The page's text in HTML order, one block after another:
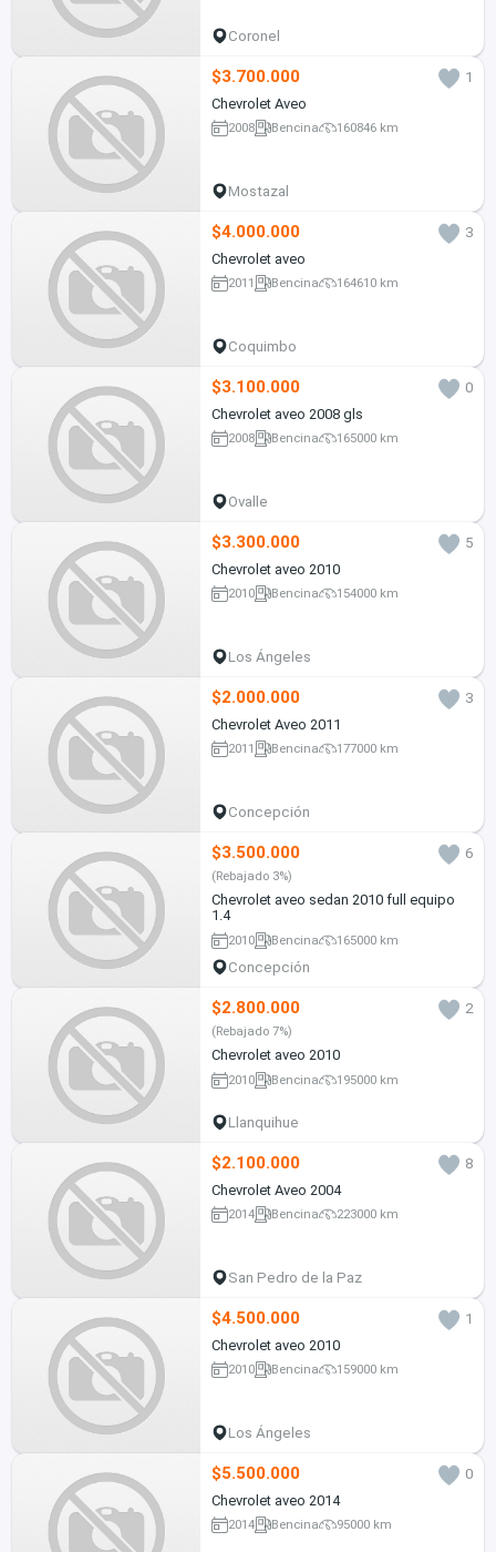
Coronel
$3.700.000
1
Chevrolet Aveo
2008 Bencina 160846 km
Mostazal
$4.000.000
3
Chevrolet aveo
2011 Bencina 164610 km
Coquimbo
$3.100.000
0
Chevrolet aveo 2008 gls
2008 Bencina 165000 km
Ovalle
$3.300.000
5
Chevrolet aveo 2010
2010 Bencina 154000 km
Los Ángeles
$2.000.000
3
Chevrolet Aveo 2011
2011 Bencina 177000 km
Concepción
$3.500.000 6
(Rebajado 3%)
Chevrolet aveo sedan 2010 full equipo
1.4
2010 Bencina 165000 km
Concepción
$2.800.000 2
(Rebajado 7%)
Chevrolet aveo 2010
2010 Bencina 195000 km
Llanquihue
$2.100.000
8
Chevrolet Aveo 2004
2014 Bencina 223000 km
San Pedro de la Paz
$4.500.000
1
Chevrolet aveo 2010
2010 Bencina 159000 km
Los Ángeles
$5.500.000
0
Chevrolet aveo 2014
2014 Bencina 95000 km